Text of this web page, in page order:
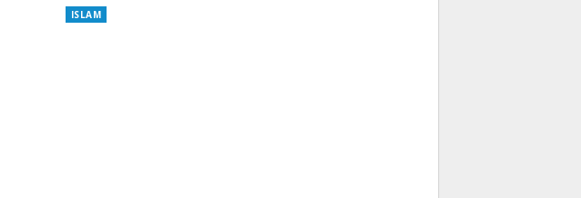
ISLAM